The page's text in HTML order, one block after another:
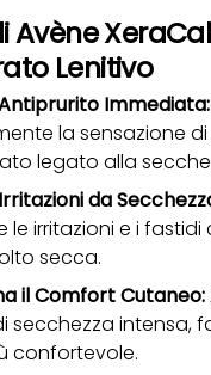
Avène
Lenitivo
Immediata:
la sensazione
legato alla
da
le irritazioni e i
secca.
il Comfort Cutaneo:
secchezza intensa,
confortevole.